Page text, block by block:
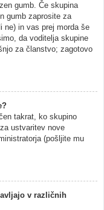
gumb. Če skupina
gumb zaprosite za
ne) in vas prej morda še
da voditelja skupine
za članstvo; zagotovo
takrat, ko skupino
ustvaritev nove
(pošljite mu
v različnih